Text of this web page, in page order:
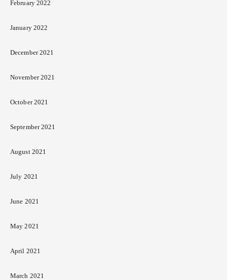
February 2022
January 2022
December 2021
November 2021
October 2021
September 2021
August 2021
July 2021
June 2021
May 2021
April 2021
March 2021